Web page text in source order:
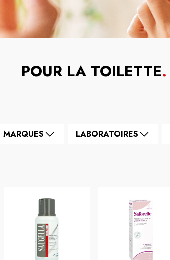
POUR LA TOILETTE.
MARQUES LABORATOIRES